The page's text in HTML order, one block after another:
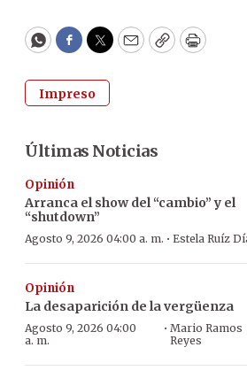
WhatsApp
Facebook
Twitter
EmailCopyPrint
Impreso
Últimas Noticias
Opinión
Arranca el show del “cambio” y el
“shutdown”
Agosto 9, 2026 04:00 a. m. · Estela Ruíz
Opinión
La desaparición de la vergüenza
Agosto 9, 2026 04:00
a. m.
· Mario Ramos
Reyes